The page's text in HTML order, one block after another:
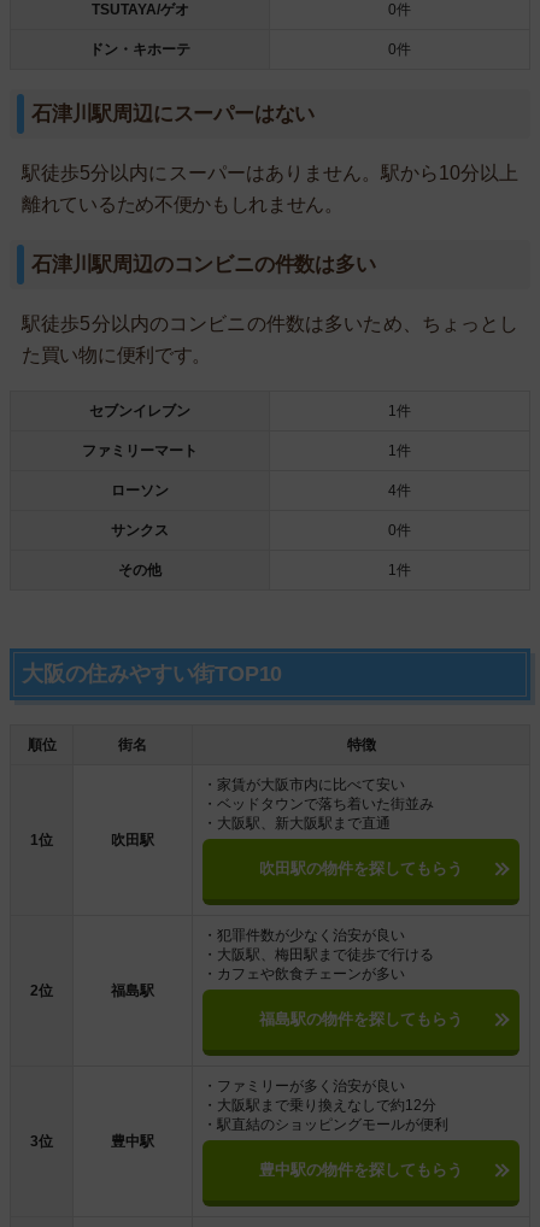
TSUTAYA/ゲオ 0件
ドン・キホーテ 0件
石津川駅周辺にスーパーはない
駅徒歩5分以内にスーパーはありません。駅から10分以上
離れているため不便かもしれません。
石津川駅周辺のコンビニの件数は多い
駅徒歩5分以内のコンビニの件数は多いため、ちょっとし
た買い物に便利です。
セブンイレブン 1件
ファミリーマート 1件
ローソン 4件
サンクス 0件
その他 1件
大阪の住みやすい街TOP10
順位 街名 特徴
1位 吹田駅
・家賃が大阪市内に比べて安い
・ベッドタウンで落ち着いた街並み
・大阪駅、新大阪駅まで直通
吹田駅の物件を探してもらう
2位 福島駅
・犯罪件数が少なく治安が良い
・大阪駅、梅田駅まで徒歩で行ける
・カフェや飲食チェーンが多い
福島駅の物件を探してもらう
3位 豊中駅
・ファミリーが多く治安が良い
・大阪駅まで乗り換えなしで約12分
・駅直結のショッピングモールが便利
豊中駅の物件を探してもらう